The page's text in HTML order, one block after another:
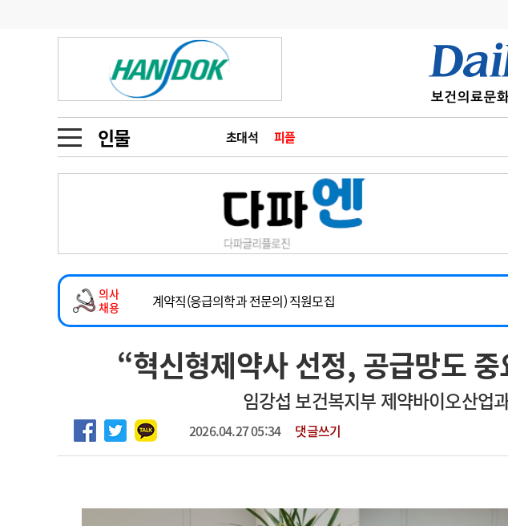
인물 초대석 피플
금주의 검색어
1
의사인력 수급 추계
2
성분명 처방
3
AI의료
4
전공의 모집 결과
인사 사고
오피니언 수첩
인물
동영상뉴스
포토뉴스
메디 Hospital 지역병원 중소병원
인포메이션 행정처분 판례
회사소개 법적고지 광고안내
의사
채용
2026년 하반기 인턴 모집
마취통증의학과 임기제 임상의사 채용
계약직(응급의학과 전문의) 직원모집
하반기 전공의(레지던트1년차) 모집
2026년 하반기 인턴 모집
마취통증의학과 임기제 임상의사 채용
“혁신형제약사 선정, 공급망도
임강섭 보건복지부 제약바이오산업
2026.04.27 05:34 댓글쓰기